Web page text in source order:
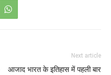
Next article
आजाद भारत के इतिहास में पहली बार